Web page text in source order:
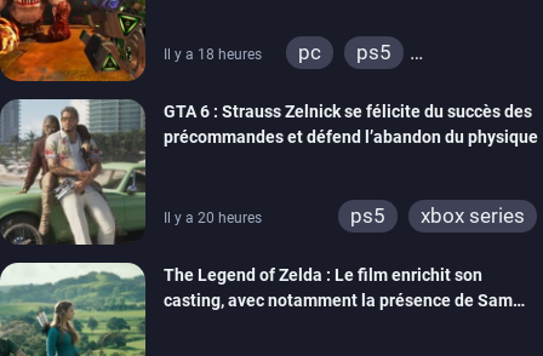
Il y a 18 heures pc
ps5
GTA 6 : Strauss Zelnick se félicite du succès des
précommandes et défend l’abandon du physique
Il y a 20 heures ps5 xbox series
The Legend of Zelda : Le film enrichit son
casting, avec notamment la présence de Sam